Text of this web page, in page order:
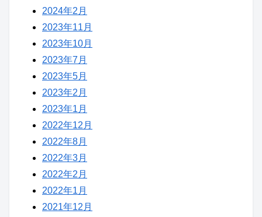
2024年2月
2023年11月
2023年10月
2023年7月
2023年5月
2023年2月
2023年1月
2022年12月
2022年8月
2022年3月
2022年2月
2022年1月
2021年12月